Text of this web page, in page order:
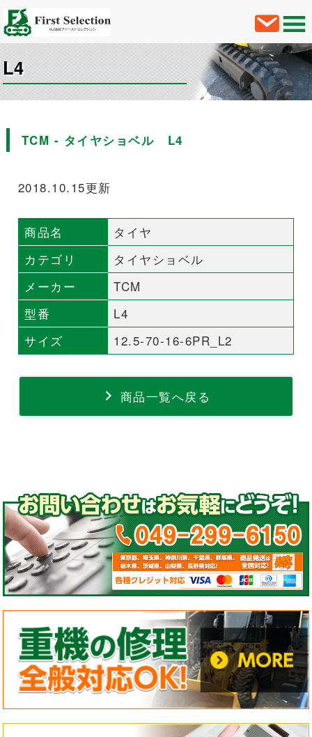
L4
TCM - タイヤショベル L4
2018.10.15更新
商品名
タイヤ
カテゴリ
タイヤショベル
メーカー
TCM
型番
L4
サイズ
12.5-70-16-6PR_L2
商品一覧へ戻る